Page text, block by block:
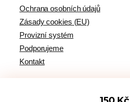
Ochrana osobních údajů
Zásady cookies (EU)
Provizní systém
Podporujeme
Kontakt